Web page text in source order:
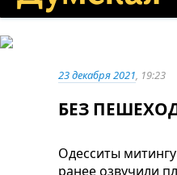
23 декабря 2021, 19:23
БЕЗ
Одесситы
ранее озвучили